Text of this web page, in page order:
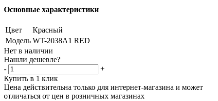
Основные характеристики
Цвет
Красный
Модель WT-2038A1 RED
Нет в наличии
Нашли дешевле?
-
+
Купить в 1 клик
Цена действительна только для интернет-магазина и может
отличаться от цен в розничных магазинах